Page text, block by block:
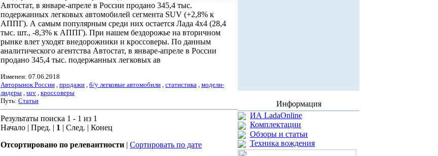
Автостат, в январе-апреле в России продано 345,4 тыс.
подержанных легковых автомобилей сегмента SUV (+2,8% к
АППГ). А самым популярным среди них остается Лада 4x4 (28,4
тыс. шт., -8,3% к АППГ). При нашем бездорожье на вторичном
рынке влет уходят внедорожники и кроссоверы. По данным
аналитического агентства Автостат, в январе-апреле в России
продано 345,4 тыс. подержанных легковых ав
Изменен: 07.06.2018
Авторынок России , продажи , б/у легковые автомобили , статистика , модели-
лидеры , suv , кроссоверы
Путь: Статьи
Результаты поиска 1 - 1 из 1
Начало | Пред. | 1 | След. | Конец
Отсортировано по релевантности | Сортировать по дате
Информация
ИА LadaOnline
Комплектации
Обзоры и статьи
Техника вождения